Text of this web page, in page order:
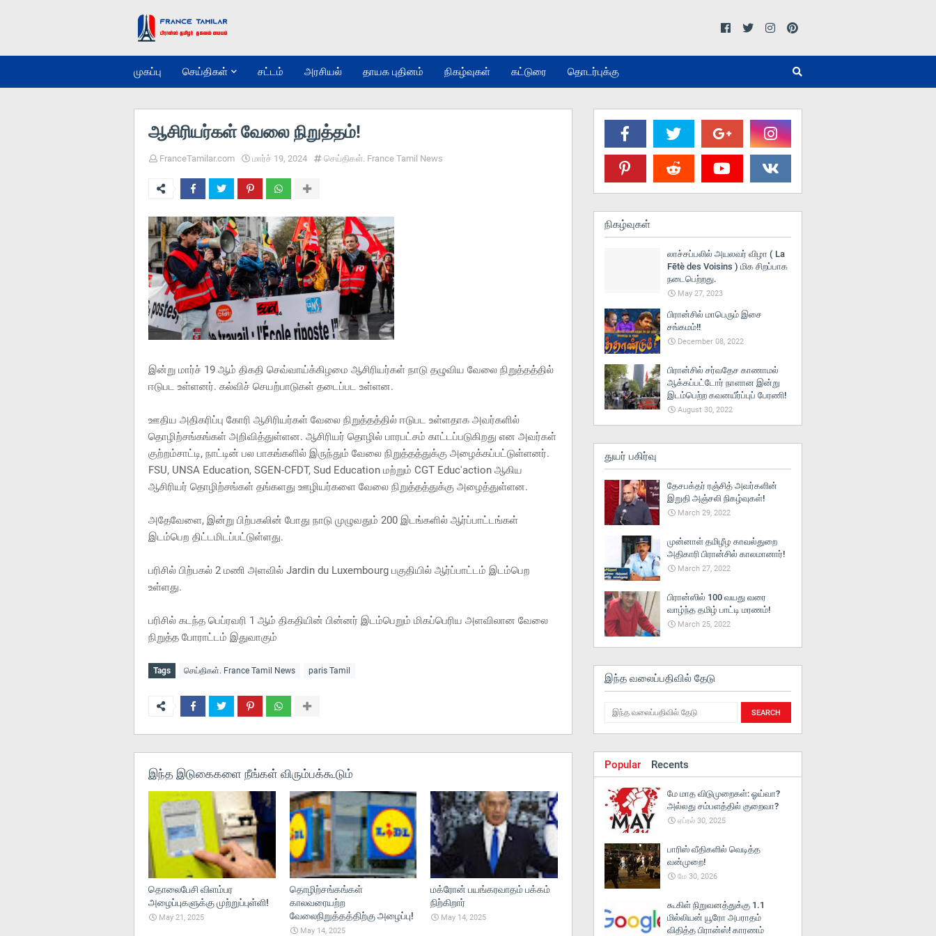
முகப்பு செய்திகள் சட்டம் அரசியல் தாயக புதினம் நிகழ்வுகள் கட்டுரை தொடர்புக்கு
ஆசிரியர்கள் வேலை நிறுத்தம்!
FranceTamilar.com மார்ச் 19, 2024 செய்திகள். France Tamil News
இன்று மார்ச் 19 ஆம் திகதி செவ்வாய்க்கிழமை ஆசிரியர்கள் நாடு தழுவிய வேலை நிறுத்தத்தில்
ஈடுபட உள்ளனர். கல்விச் செயற்பாடுகள் தடைப்பட உள்ளன.
ஊதிய அதிகரிப்பு கோரி ஆசிரியர்கள் வேலை நிறுத்தத்தில் ஈடுபட உள்ளதாக அவர்களில்
தொழிற்சங்கங்கள் அறிவித்துள்ளன. ஆசிரியர் தொழில் பாரபட்சம் காட்டப்படுகிறது என அவர்கள்
குற்றம்சாட்டி, நாட்டின் பல பாகங்களில் இருந்தும் வேலை நிறுத்தத்துக்கு அழைக்கப்பட்டுள்ளனர்.
FSU, UNSA Education, SGEN-CFDT, Sud Education மற்றும் CGT Educ'action ஆகிய
ஆசிரியர் தொழிற்சங்கள் தங்களது ஊழியர்களை வேலை நிறுத்தத்துக்கு அழைத்துள்ளன.
அதேவேளை, இன்று பிற்பகலின் போது நாடு முழுவதும் 200 இடங்களில் ஆர்ப்பாட்டங்கள்
இடம்பெற திட்டமிடப்பட்டுள்ளது.
பரிசில் பிற்பகல் 2 மணி அளவில் Jardin du Luxembourg பகுதியில் ஆர்ப்பாட்டம் இடம்பெற
உள்ளது.
பரிசில் கடந்த பெப்ரவரி 1 ஆம் திகதியின் பின்னர் இடம்பெறும் மிகப்பெரிய அளவிலான வேலை
நிறுத்த போராட்டம் இதுவாகும்
Tags செய்திகள். France Tamil News paris Tamil
இந்த இடுகைகளை நீங்கள் விரும்பக்கூடும்
தொலைபேசி விளம்பர
அழைப்புகளுக்கு முற்றுப்புள்ளி!
May 21, 2025
தொழிற்சங்கங்கள்
காலவரையற்ற
வேலைநிறுத்தத்திற்கு அழைப்பு!
May 14, 2025
மக்ரோன் பயங்கரவாதம் பக்கம்
நிற்கிறார்
May 14, 2025
நிகழ்வுகள்
லாச்சப்பலில் அயலவர் விழா ( La
Fētè des Voisins ) மிக சிறப்பாக
நடைபெற்றது.
May 27, 2023
பிரான்சில் மாபெரும் இசை
சங்கமம்!!
December 08, 2022
பிரான்சில் சர்வதேச காணாமல்
ஆக்கப்பட்டோர் நாளான இன்று
இடம்பெற்ற கவனயீர்ப்புப் பேரணி!
August 30, 2022
துயர் பகிர்வு
தேசபக்தர் ரஞ்சித் அவர்களின்
இறுதி அஞ்சலி நிகழ்வுகள்!
March 29, 2022
முன்னாள் தமிழீழ காவல்துறை
அதிகாரி பிரான்சில் காலமானார்!
March 27, 2022
பிரான்ஸில் 100 வயது வரை
வாழ்ந்த தமிழ் பாட்டி மரணம்!
March 25, 2022
இந்த வலைப்பதிவில் தேடு
Popular Recents
மே மாத விடுமுறைகள்: ஓய்வா?
அல்லது சம்பளத்தில் குறைவா?
ஏப்ரல் 30, 2025
பாரிஸ் வீதிகளில் வெடித்த
வன்முறை!
மே 30, 2026
கூகிள் நிறுவனத்துக்கு 1.1
மில்லியன் யூரோ அபராதம்
விதித்த பிரான்ஸ்! காரணம்